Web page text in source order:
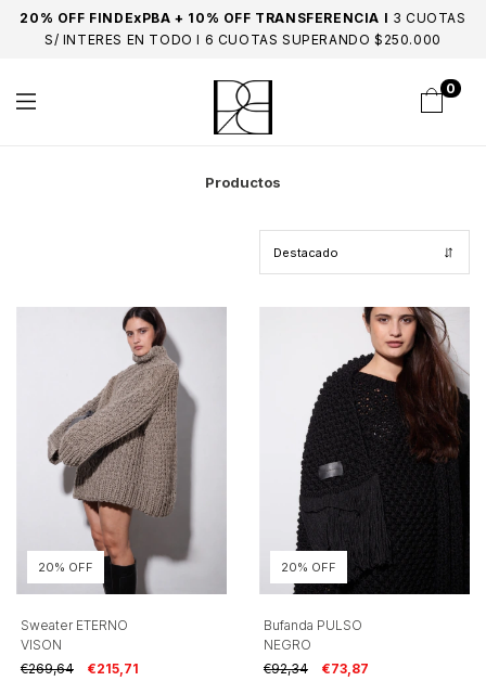
20% OFF FINDExPBA + 10% OFF TRANSFERENCIA I 3 CUOTAS
S/ INTERES EN TODO I 6 CUOTAS SUPERANDO $250.000
0
Productos
20% OFF
Sweater ETERNO
VISON
€269,64
€215,71
20% OFF
Bufanda PULSO
NEGRO
€92,34
€73,87